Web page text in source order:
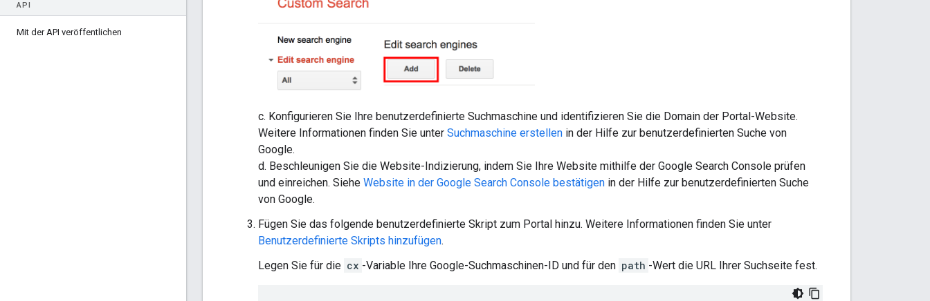
API
Mit der API veröffentlichen
c. Konfigurieren Sie Ihre benutzerdefinierte Suchmaschine und identifizieren Sie die Domain der Portal-Website.
Weitere Informationen finden Sie unter Suchmaschine erstellen in der Hilfe zur benutzerdefinierten Suche von
Google.
d. Beschleunigen Sie die Website-Indizierung, indem Sie Ihre Website mithilfe der Google Search Console prüfen
und einreichen. Siehe Website in der Google Search Console bestätigen in der Hilfe zur benutzerdefinierten Suche
von Google.
Fügen Sie das folgende benutzerdefinierte Skript zum Portal hinzu. Weitere Informationen finden Sie unter
Benutzerdefinierte Skripts hinzufügen.
Legen Sie für die cx -Variable Ihre Google-Suchmaschinen-ID und für den path -Wert die URL Ihrer Suchseite fest.